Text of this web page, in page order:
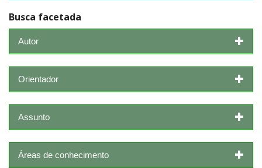
Busca facetada
Autor
Orientador
Assunto
Áreas de conhecimento